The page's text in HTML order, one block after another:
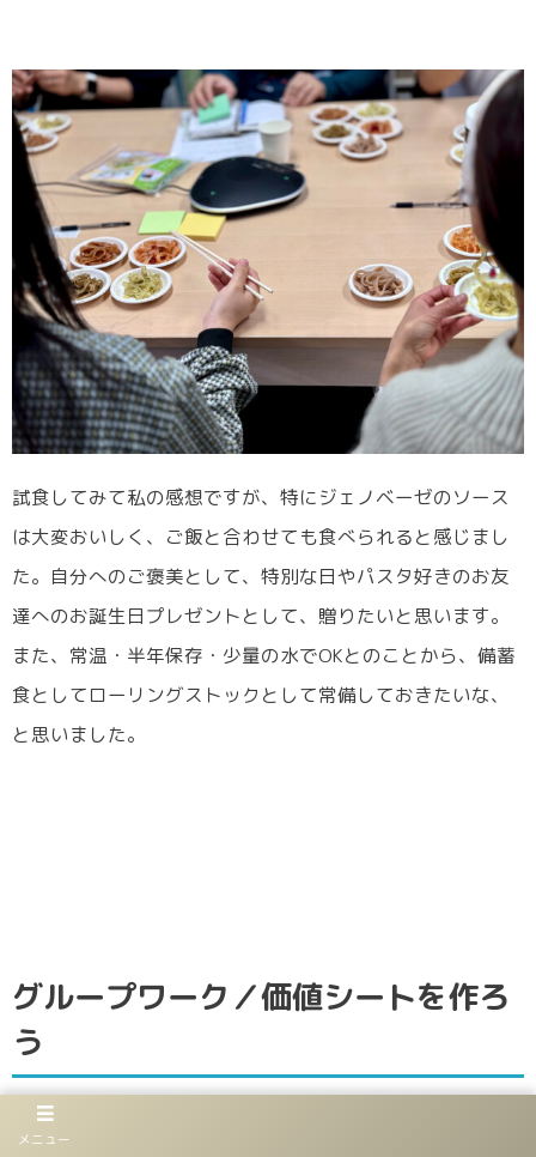
試食してみて私の感想ですが、特にジェノベーゼのソース
は大変おいしく、ご飯と合わせても食べられると感じまし
た。自分へのご褒美として、特別な日やパスタ好きのお友
達へのお誕生日プレゼントとして、贈りたいと思います。
また、常温・半年保存・少量の水でOKとのことから、備蓄
食としてローリングストックとして常備しておきたいな、
と思いました。
グループワーク／価値シートを作ろ
う
メニュー